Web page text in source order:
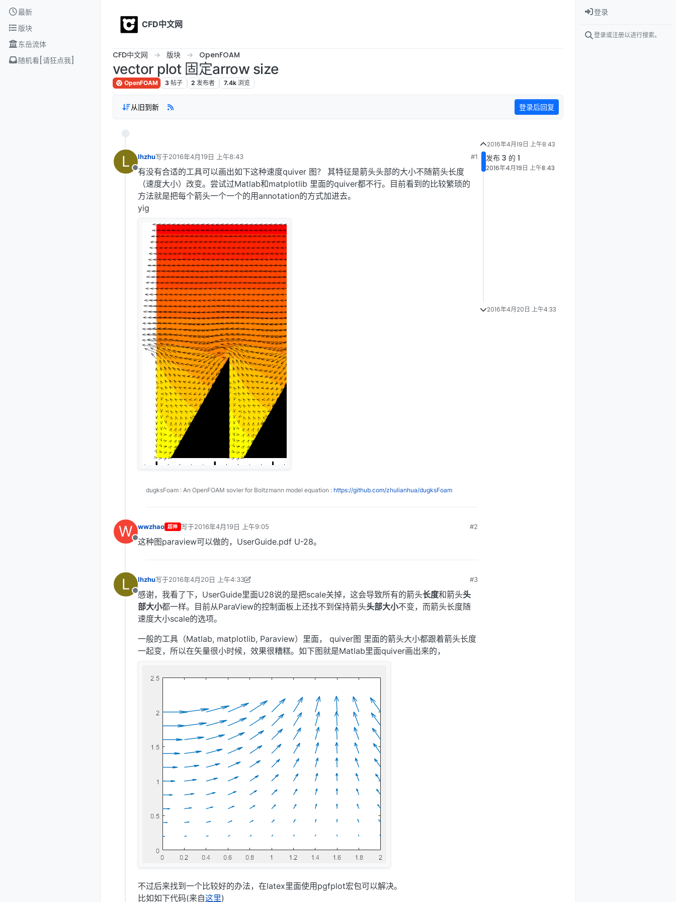
Skip to content
最新
版块
东岳流体
随机看[请狂点我]
CFD中文网
CFD中文网 版块 OpenFOAM
vector plot 固定arrow size
OpenFOAM 3 帖子 2 发布者 7.4k 浏览
从旧到新 登录后回复
L
离线
lhzhu写于2016年4月19日 上午8:43
最后由 编辑
#1
有没有合适的工具可以画出如下这种速度quiver 图？ 其特征是箭头头部的大小不随箭头长度
（速度大小）改变。尝试过Matlab和matplotlib 里面的quiver都不行。目前看到的比较繁琐的
方法就是把每个箭头一个一个的用annotation的方式加进去。
yig
dugksFoam : An OpenFOAM sovler for Boltzmann model equation : https://github.com/zhulianhua/dugksFoam
W
离线
wwzhao 超神 写于2016年4月19日 上午9:05
最后由 编辑
#2
这种图paraview可以做的，UserGuide.pdf U-28。
L
离线
lhzhu写于2016年4月20日 上午4:33
最后由 lhzhu 编辑2016年4月20日 下午12:35
#3
感谢，我看了下，UserGuide里面U28说的是把scale关掉，这会导致所有的箭头长度和箭头头
部大小都一样。目前从ParaView的控制面板上还找不到保持箭头头部大小不变，而箭头长度随
速度大小scale的选项。
一般的工具（Matlab, matplotlib, Paraview）里面， quiver图 里面的箭头大小都跟着箭头长度
一起变，所以在矢量很小时候，效果很糟糕。如下图就是Matlab里面quiver画出来的，
不过后来找到一个比较好的办法，在latex里面使用pgfplot宏包可以解决。
比如如下代码(来自这里)
2016年4月19日 上午8:43
发布 3 的 1
2016年4月19日 上午8:43
2016年4月20日 上午4:33
登录
登录或注册以进行搜索。